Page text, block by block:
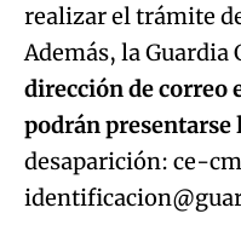
realizar el trámite
Además, la Guardia
dirección de correo
podrán presentarse
desaparición: ce-